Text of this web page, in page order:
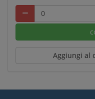
Aggiungi al